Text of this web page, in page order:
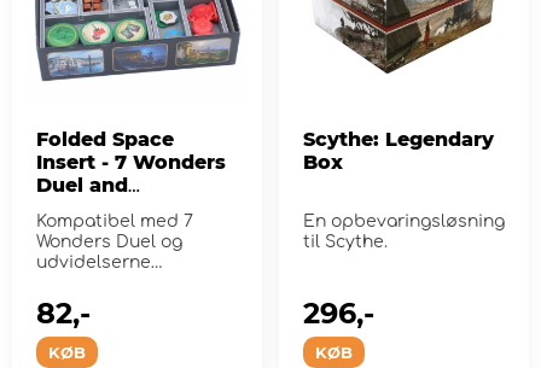
Folded Space
Insert - 7 Wonders
Duel and
Kompatibel med 7
Wonders Duel og
udvidelserne
KØB
82,-
Scythe: Legendary
Box
En opbevaringsløsning
til Scythe.
KØB
296,-